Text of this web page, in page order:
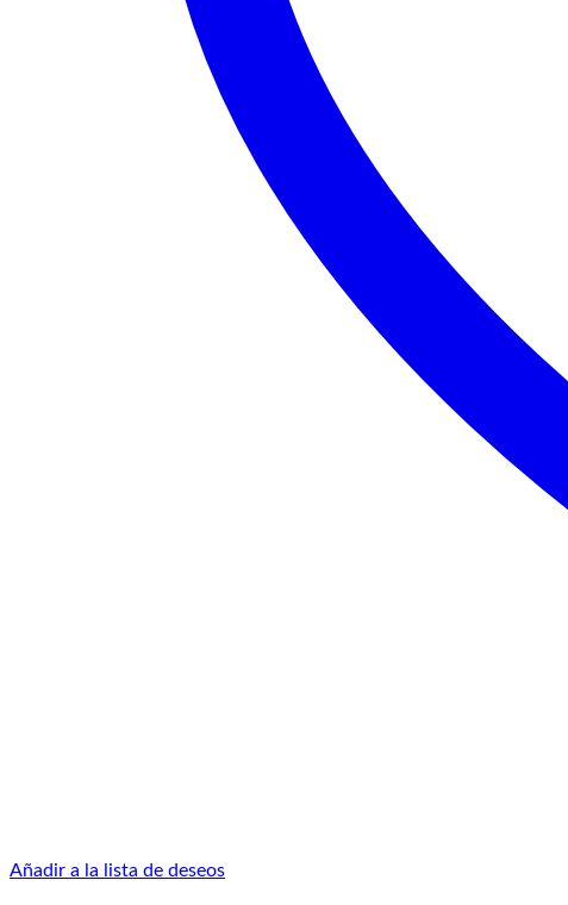
Añadir a la lista de deseos